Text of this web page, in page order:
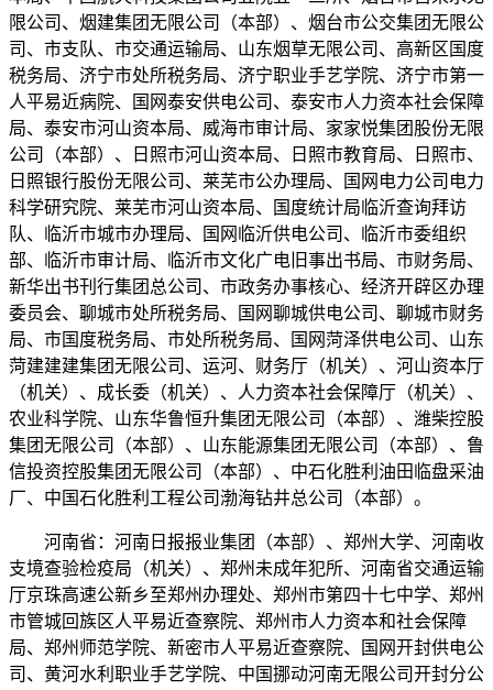
限公司、烟建集团无限公司（本部）、烟台市公交集团无限公
司、市支队、市交通运输局、山东烟草无限公司、高新区国度
税务局、济宁市处所税务局、济宁职业手艺学院、济宁市第一
人平易近病院、国网泰安供电公司、泰安市人力资本社会保障
局、泰安市河山资本局、威海市审计局、家家悦集团股份无限
公司（本部）、日照市河山资本局、日照市教育局、日照市、
日照银行股份无限公司、莱芜市公办理局、国网电力公司电力
科学研究院、莱芜市河山资本局、国度统计局临沂查询拜访
队、临沂市城市办理局、国网临沂供电公司、临沂市委组织
部、临沂市审计局、临沂市文化广电旧事出书局、市财务局、
新华出书刊行集团总公司、市政务办事核心、经济开辟区办理
委员会、聊城市处所税务局、国网聊城供电公司、聊城市财务
局、市国度税务局、市处所税务局、国网菏泽供电公司、山东
菏建建建集团无限公司、运河、财务厅（机关）、河山资本厅
（机关）、成长委（机关）、人力资本社会保障厅（机关）、
农业科学院、山东华鲁恒升集团无限公司（本部）、潍柴控股
集团无限公司（本部）、山东能源集团无限公司（本部）、鲁
信投资控股集团无限公司（本部）、中石化胜利油田临盘采油
厂、中国石化胜利工程公司渤海钻井总公司（本部）。
河南省：河南日报报业集团（本部）、郑州大学、河南收
支境查验检疫局（机关）、郑州未成年犯所、河南省交通运输
厅京珠高速公新乡至郑州办理处、郑州市第四十七中学、郑州
市管城回族区人平易近查察院、郑州市人力资本和社会保障
局、郑州师范学院、新密市人平易近查察院、国网开封供电公
司、黄河水利职业手艺学院、中国挪动河南无限公司开封分公